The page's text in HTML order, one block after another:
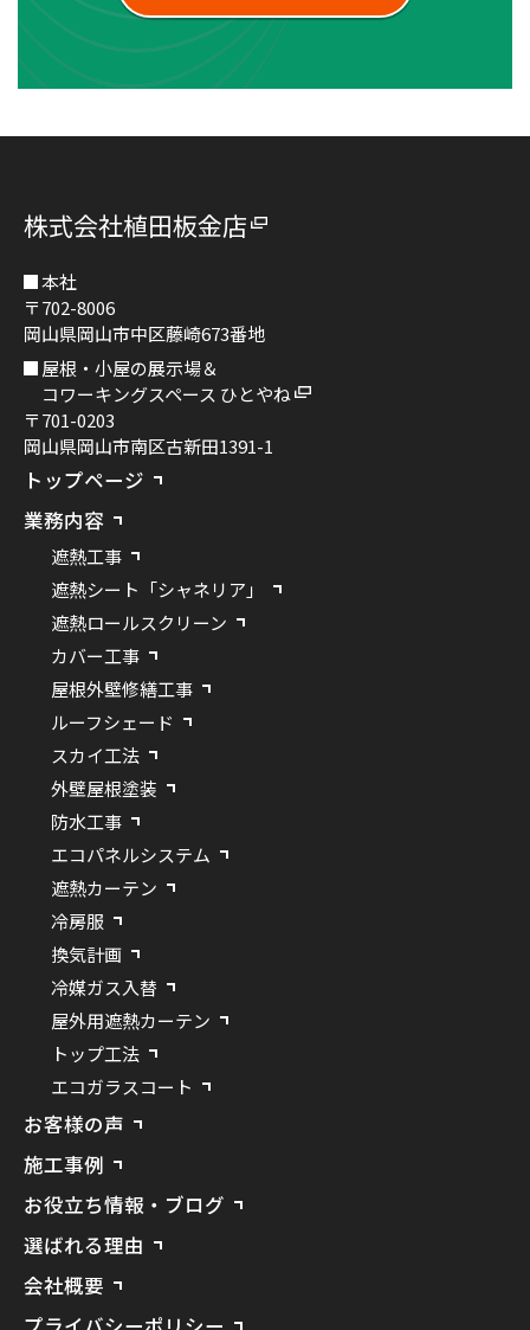
株式会社植田板金店
本社
〒702-8006
岡山県岡山市中区藤崎673番地
屋根・小屋の展示場＆
コワーキングスペース ひとやね
〒701-0203
岡山県岡山市南区古新田1391-1
お客様の声
施工事例
お役立ち情報・ブログ
選ばれる理由
会社概要
トップページ
業務内容
遮熱工事
遮熱シート「シャネリア」
遮熱ロールスクリーン
カバー工事
屋根外壁修繕工事
ルーフシェード
スカイ工法
外壁屋根塗装
防水工事
エコパネルシステム
遮熱カーテン
冷房服
換気計画
冷媒ガス入替
屋外用遮熱カーテン
トップ工法
エコガラスコート